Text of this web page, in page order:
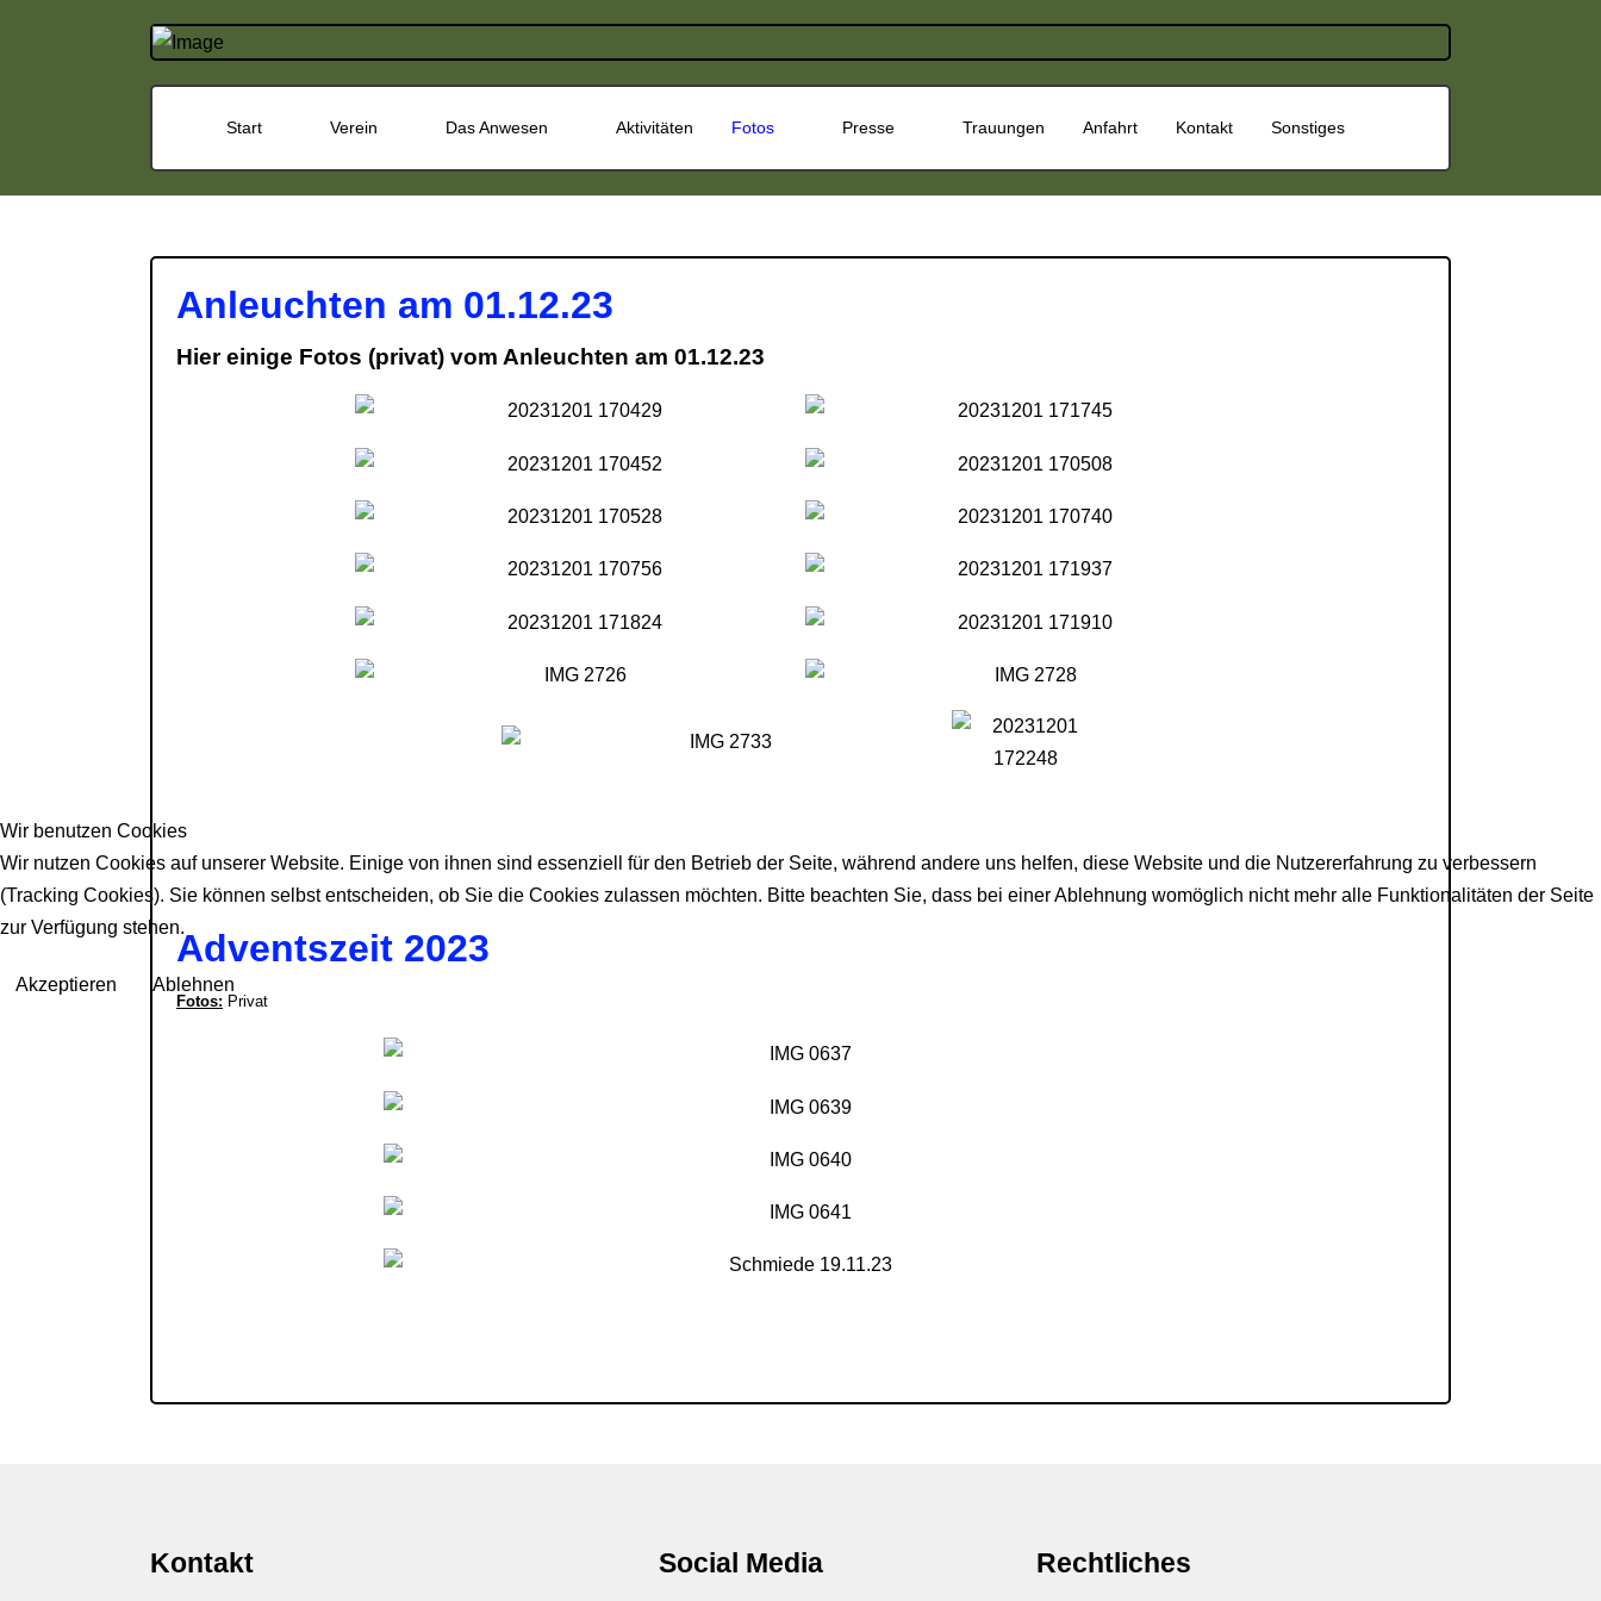
Start Verein Das Anwesen Aktivitäten Fotos Presse Trauungen Anfahrt Kontakt Sonstiges
Anleuchten am 01.12.23
Hier einige Fotos (privat) vom Anleuchten am 01.12.23
Adventszeit 2023
Fotos: Privat
Kontakt Social Media Rechtliches
Wir benutzen Cookies
Wir nutzen Cookies auf unserer Website. Einige von ihnen sind essenziell für den Betrieb der Seite, während andere uns helfen, diese Website und die Nutzererfahrung zu verbessern
(Tracking Cookies). Sie können selbst entscheiden, ob Sie die Cookies zulassen möchten. Bitte beachten Sie, dass bei einer Ablehnung womöglich nicht mehr alle Funktionalitäten der Seite
zur Verfügung stehen.
Akzeptieren Ablehnen